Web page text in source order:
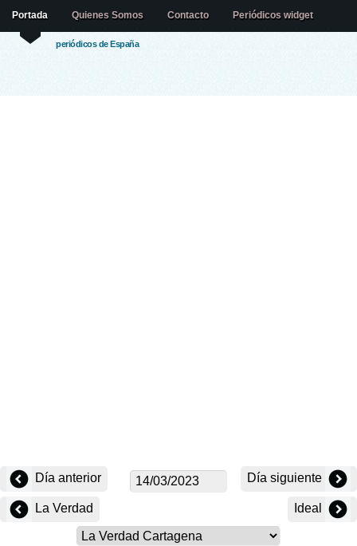
periódicos de España
Portada Quienes Somos Contacto Periódicos widget
Día anterior Día siguiente
La Verdad Ideal